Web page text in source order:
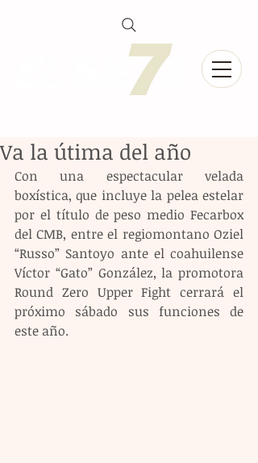
Va la útima del año
Con una espectacular velada
boxística, que incluye la pelea estelar
por el título de peso medio Fecarbox
del CMB, entre el regiomontano Oziel
“Russo” Santoyo ante el coahuilense
Víctor “Gato” González, la promotora
Round Zero Upper Fight cerrará el
próximo sábado sus funciones de
este año.